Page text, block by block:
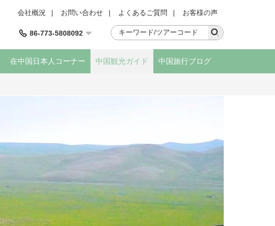
会社概況 | お問い合わせ | よくあるご質問 | お客様の声
86-773-5808092
在中国日本人コーナー 中国観光ガイド 中国旅行ブログ